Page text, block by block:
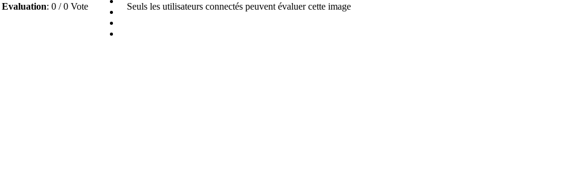
Evaluation: 0 / 0 Vote Seuls les utilisateurs connectés peuvent évaluer cette image